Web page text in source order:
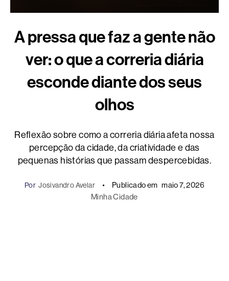
A pressa que faz a gente não
ver: o que a correria diária
esconde diante dos seus
olhos
Reflexão sobre como a correria diária afeta nossa
percepção da cidade, da criatividade e das
pequenas histórias que passam despercebidas.
Por Josivandro Avelar Publicado em maio 7, 2026
Minha Cidade